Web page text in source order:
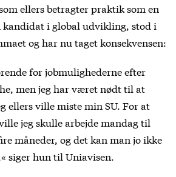
ellers betragter praktik som en
i global udvikling, stod i
og har nu taget konsekvensen:
for jobmulighederne efter
men jeg har været nødt til at
ellers ville miste min SU. For at
jeg skulle arbejde mandag til
måneder, og det kan man jo ikke
siger hun til Uniavisen.